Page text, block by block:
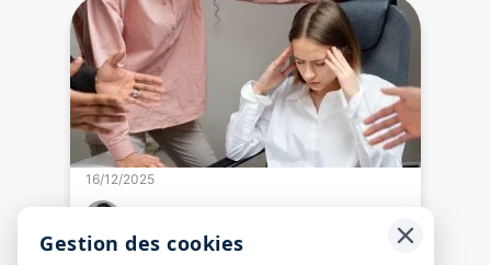
16/12/2025
Gestion des cookies